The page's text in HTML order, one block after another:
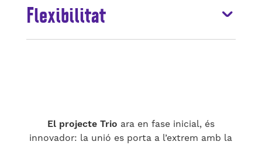
Flexibilitat
El projecte Trio ara en fase inicial, és
innovador: la unió es porta a l’extrem amb la